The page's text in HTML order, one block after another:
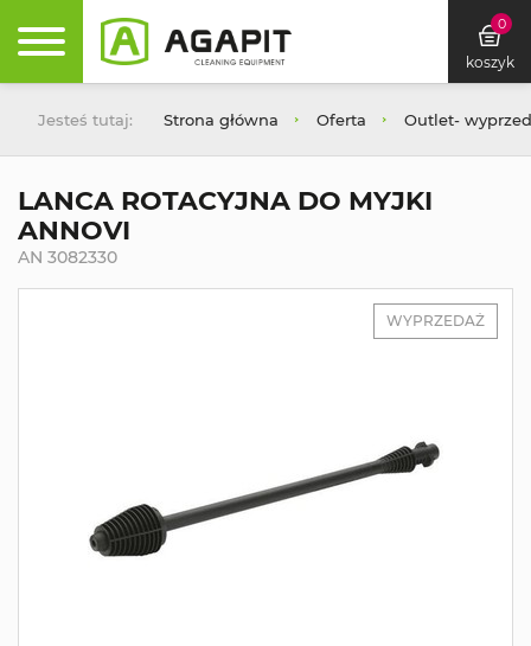
0
koszyk
Jesteś tutaj: Strona główna Oferta Outlet-
LANCA ROTACYJNA DO MYJKI
ANNOVI
AN 3082330
WYPRZEDAŻ